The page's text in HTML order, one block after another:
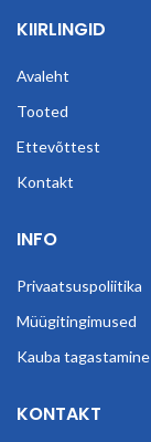
KIIRLINGID
Avaleht
Tooted
Ettevõttest
Kontakt
INFO
Privaatsuspoliitika
Müügitingimused
Kauba tagastamine
KONTAKT